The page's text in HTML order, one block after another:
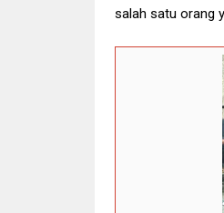
salah satu orang